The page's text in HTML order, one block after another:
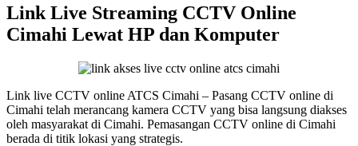
Link Live Streaming CCTV Online
Cimahi Lewat HP dan Komputer
Link live CCTV online ATCS Cimahi – Pasang CCTV online di
Cimahi telah merancang kamera CCTV yang bisa langsung diakses
oleh masyarakat di Cimahi. Pemasangan CCTV online di Cimahi
berada di titik lokasi yang strategis.